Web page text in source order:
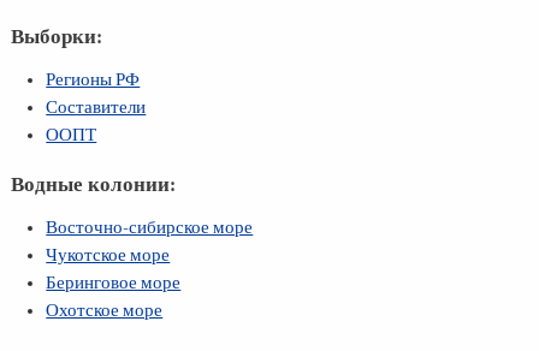
Выборки:
Регионы РФ
Составители
ООПТ
Водные колонии:
Восточно-сибирское море
Чукотское море
Беринговое море
Охотское море